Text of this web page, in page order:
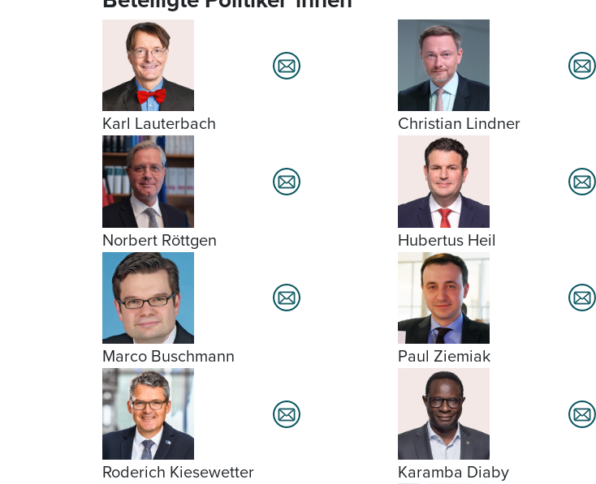
Karl Lauterbach Christian Lindner
Norbert Röttgen Hubertus Heil
Marco Buschmann Paul Ziemiak
Roderich Kiesewetter Karamba Diaby